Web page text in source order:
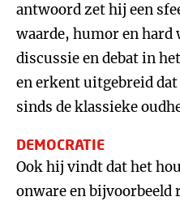
antwoord zet hij een
waarde, humor en
discussie en debat in
en erkent uitgebreid
sinds de klassieke
DEMOCRATIE
Ook hij vindt dat het
onware en